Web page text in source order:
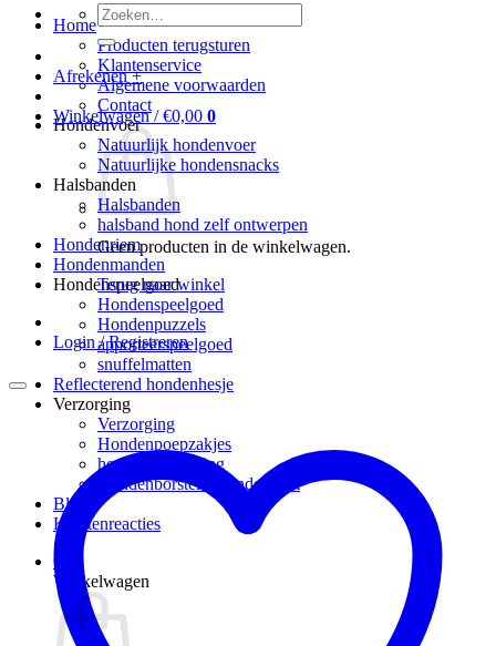
Home
Producten terugsturen
Klantenservice
Algemene voorwaarden
Contact
Hondenvoer
Natuurlijk hondenvoer
Natuurlijke hondensnacks
Halsbanden
Halsbanden
halsband hond zelf ontwerpen
Hondenriem
Hondenmanden
Hondenspeelgoed
Hondenspeelgoed
Hondenpuzzels
apporteerspeelgoed
snuffelmatten
Reflecterend hondenhesje
Verzorging
Verzorging
Hondenpoepzakjes
hondenverzorging
Hondenborstel – hondenkam
Blog
Klantenreacties
0
Winkelwagen
Zoeken
naar:
Afrekenen +
Winkelwagen /€0,00 0
Geen producten in de winkelwagen.
Terug naar winkel
Login / Registreren